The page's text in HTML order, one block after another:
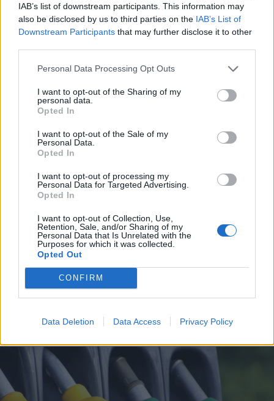
IAB’s list of downstream participants. This information may
also be disclosed by us to third parties on the IAB’s List of
Downstream Participants that may further disclose it to other
Personal Data Processing Opt Outs
I want to opt-out of the Sharing of my
personal data.
Opted In
I want to opt-out of the Sale of my
Personal Data.
Opted In
I want to opt-out of processing my
Personal Data for Targeted Advertising.
Opted In
I want to opt-out of Collection, Use,
Retention, Sale, and/or Sharing of my
Personal Data that Is Unrelated with the
Purposes for which it was collected.
Opted Out
CONFIRM
Data Deletion Data Access Privacy Policy
ALTRE NOTIZIE DI NERVIANO
ALTO MILANESE
102mila euro raccolti e più di 1.200
donatori: 8 progetti finanziati
grazie al crowdfunding della BCC